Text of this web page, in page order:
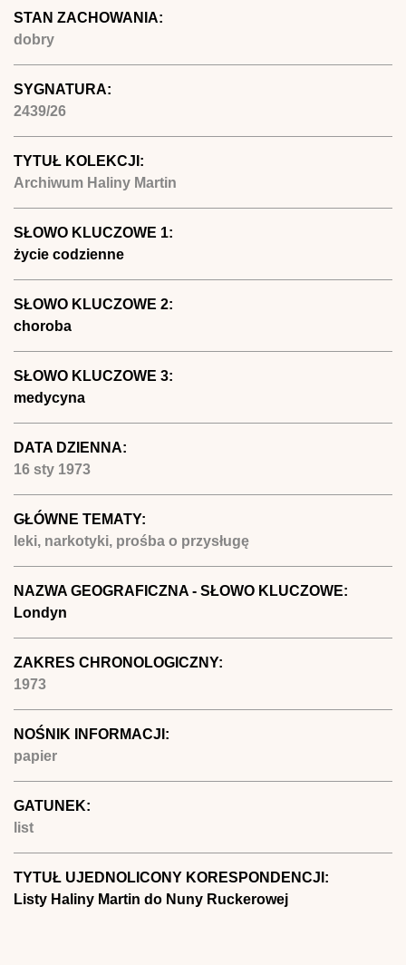
STAN ZACHOWANIA:
dobry
SYGNATURA:
2439/26
TYTUŁ KOLEKCJI:
Archiwum Haliny Martin
SŁOWO KLUCZOWE 1:
życie codzienne
SŁOWO KLUCZOWE 2:
choroba
SŁOWO KLUCZOWE 3:
medycyna
DATA DZIENNA:
16 sty 1973
GŁÓWNE TEMATY:
leki, narkotyki, prośba o przysługę
NAZWA GEOGRAFICZNA - SŁOWO KLUCZOWE:
Londyn
ZAKRES CHRONOLOGICZNY:
1973
NOŚNIK INFORMACJI:
papier
GATUNEK:
list
TYTUŁ UJEDNOLICONY KORESPONDENCJI:
Listy Haliny Martin do Nuny Ruckerowej